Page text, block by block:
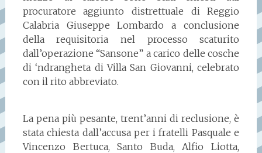
procuratore aggiunto distrettuale di Reggio
Calabria Giuseppe Lombardo a conclusione
della requisitoria nel processo scaturito
dall’operazione “Sansone” a carico delle cosche
di ‘ndrangheta di Villa San Giovanni, celebrato
con il rito abbreviato.
La pena più pesante, trent’anni di reclusione, è
stata chiesta dall’accusa per i fratelli Pasquale e
Vincenzo Bertuca, Santo Buda, Alfio Liotta,